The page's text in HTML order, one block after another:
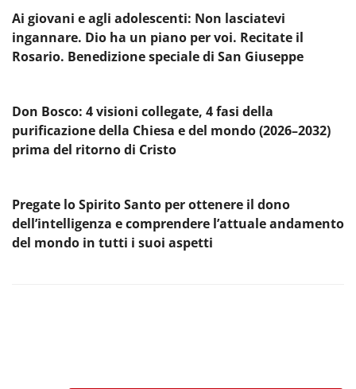
Ai giovani e agli adolescenti: Non lasciatevi
ingannare. Dio ha un piano per voi. Recitate il
Rosario. Benedizione speciale di San Giuseppe
Don Bosco: 4 visioni collegate, 4 fasi della
purificazione della Chiesa e del mondo (2026–2032)
prima del ritorno di Cristo
Pregate lo Spirito Santo per ottenere il dono
dell’intelligenza e comprendere l’attuale andamento
del mondo in tutti i suoi aspetti